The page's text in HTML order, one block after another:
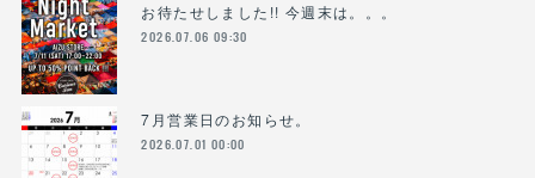
お待たせしました!! 今週末は。。。
2026.07.06 09:30
7月営業日のお知らせ。
2026.07.01 00:00